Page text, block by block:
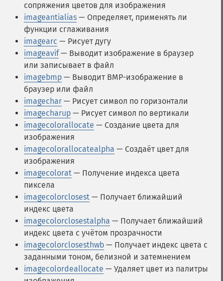
сопряжения цветов для изображения
imageantialias — Определяет, применять ли
функции сглаживания
imagearc — Рисует дугу
imageavif— Выводит изображение в браузер
или записывает в файл
imagebmp — Выводит BMP-изображение в
браузер или файл
imagechar — Рисует символ по горизонтали
imagecharup — Рисует символ по вертикали
imagecolorallocate — Создание цвета для
изображения
imagecolorallocatealpha — Создаёт цвет для
изображения
imagecolorat — Получение индекса цвета
пиксела
imagecolorclosest — Получает ближайший
индекс цвета
imagecolorclosestalpha — Получает ближайший
индекс цвета с учётом прозрачности
imagecolorclosesthwb — Получает индекс цвета с
заданными тоном, белизной и затемнением
imagecolordeallocate — Удаляет цвет из палитры